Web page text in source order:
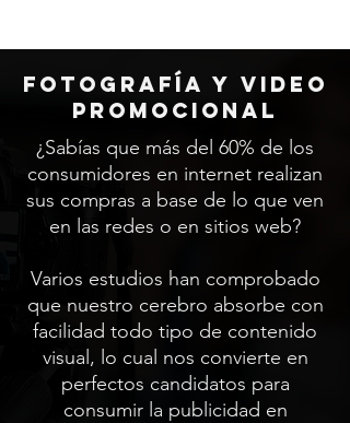
Fotografía y Video
Promocional
¿Sabías que más del 60% de los
consumidores en internet realizan
sus compras a base de lo que ven
en las redes o en sitios web?
Varios estudios han comprobado
que nuestro cerebro absorbe con
facilidad todo tipo de contenido
visual, lo cual nos convierte en
perfectos candidatos para
consumir la publicidad en